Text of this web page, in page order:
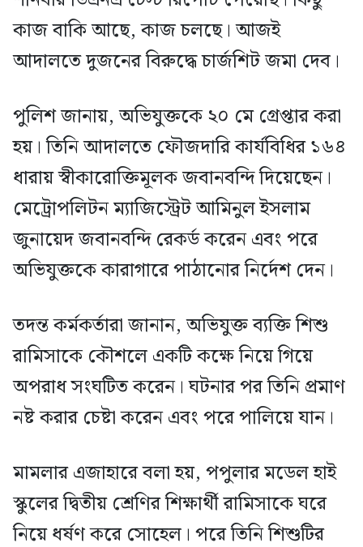
কাজ বাকি আছে, কাজ চলছে। আজই
আদালতে দুজনের বিরুদ্ধে চার্জশিট জমা দেব।
পুলিশ জানায়, অভিযুক্তকে ২০ মে গ্রেপ্তার করা
হয়। তিনি আদালতে ফৌজদারি কার্যবিধির ১৬৪
ধারায় স্বীকারোক্তিমূলক জবানবন্দি দিয়েছেন।
মেট্রোপলিটন ম্যাজিস্ট্রেট আমিনুল ইসলাম
জুনায়েদ জবানবন্দি রেকর্ড করেন এবং পরে
অভিযুক্তকে কারাগারে পাঠানোর নির্দেশ দেন।
তদন্ত কর্মকর্তারা জানান, অভিযুক্ত ব্যক্তি শিশু
রামিসাকে কৌশলে একটি কক্ষে নিয়ে গিয়ে
অপরাধ সংঘটিত করেন। ঘটনার পর তিনি প্রমাণ
নষ্ট করার চেষ্টা করেন এবং পরে পালিয়ে যান।
মামলার এজাহারে বলা হয়, পপুলার মডেল হাই
স্কুলের দ্বিতীয় শ্রেণির শিক্ষার্থী রামিসাকে ঘরে
নিয়ে ধর্ষণ করে সোহেল। পরে তিনি শিশুটির